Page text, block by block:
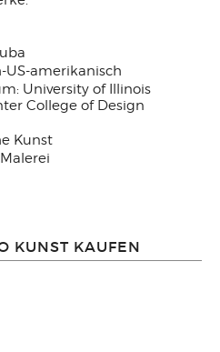
US-amerikanisch
University of Illinois
College of Design
Kunst
KUNST KAUFEN